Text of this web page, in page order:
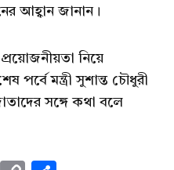
আহ্বান জানান।
নিয়ে
পর্বে মন্ত্রী সুশান্ত চৌধুরী
সঙ্গে কথা বলে